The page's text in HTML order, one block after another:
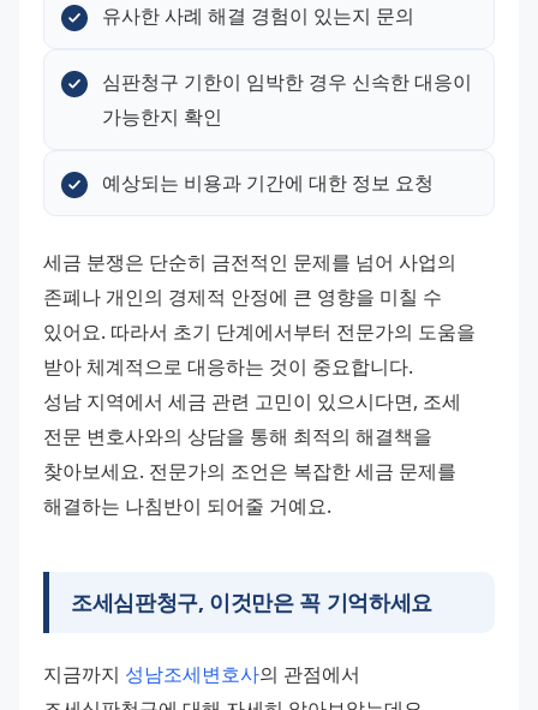
유사한 사례 해결 경험이 있는지 문의
심판청구 기한이 임박한 경우 신속한 대응이
가능한지 확인
예상되는 비용과 기간에 대한 정보 요청
세금 분쟁은 단순히 금전적인 문제를 넘어 사업의
존폐나 개인의 경제적 안정에 큰 영향을 미칠 수
있어요. 따라서 초기 단계에서부터 전문가의 도움을
받아 체계적으로 대응하는 것이 중요합니다.
성남 지역에서 세금 관련 고민이 있으시다면, 조세
전문 변호사와의 상담을 통해 최적의 해결책을
찾아보세요. 전문가의 조언은 복잡한 세금 문제를
해결하는 나침반이 되어줄 거예요.
조세심판청구, 이것만은 꼭 기억하세요
지금까지 성남조세변호사의 관점에서